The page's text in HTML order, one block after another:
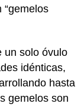
un solo óvulo
idénticas,
hasta
gemelos son